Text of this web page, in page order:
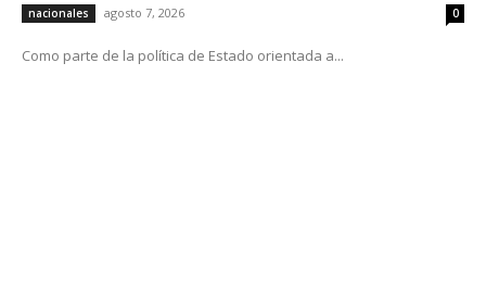
nacionales agosto 7, 2026 0
Como parte de la política de Estado orientada a...